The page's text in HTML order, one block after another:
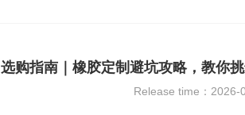
选购指南｜橡胶定制避坑攻略，教你
Release time：2026-